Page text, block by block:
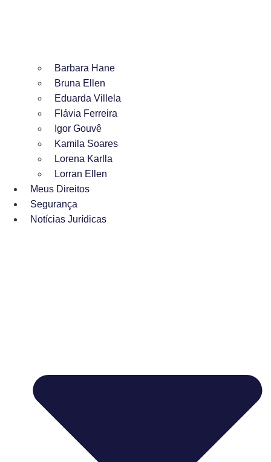
Barbara Hane
Bruna Ellen
Eduarda Villela
Flávia Ferreira
Igor Gouvê
Kamila Soares
Lorena Karlla
Lorran Ellen
Meus Direitos
Segurança
Notícias Jurídicas